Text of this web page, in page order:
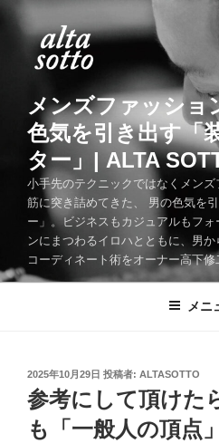
メンズファッショ
色気を引き出す「
ター」| ALTA
小手先のテクニックではなくメン
筋に突き詰めてきた、 男の色気を
ー」。ビジネスもカジュアルもフ
ンにまつわるイロハとともに、男
コーディネート術をオーナー高下修
メニ
投
稿
日:
2025年10月29日 投稿者: ALTASOTTO
参考にして頂けた
も「一般人の頂点